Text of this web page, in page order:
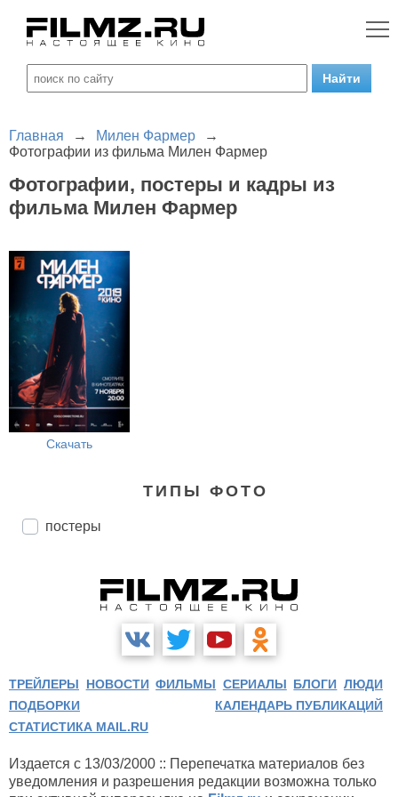
Главная → Милен Фармер
→
Фотографии из фильма Милен Фармер
Фотографии, постеры и кадры из
фильма Милен Фармер
Скачать
ТИПЫ ФОТО
постеры
ТРЕЙЛЕРЫ НОВОСТИ ФИЛЬМЫ СЕРИАЛЫ БЛОГИ ЛЮДИ
ПОДБОРКИ
КАЛЕНДАРЬ ПУБЛИКАЦИЙ
СТАТИСТИКА MAIL.RU
Издается с 13/03/2000 :: Перепечатка материалов без
уведомления и разрешения редакции возможна только